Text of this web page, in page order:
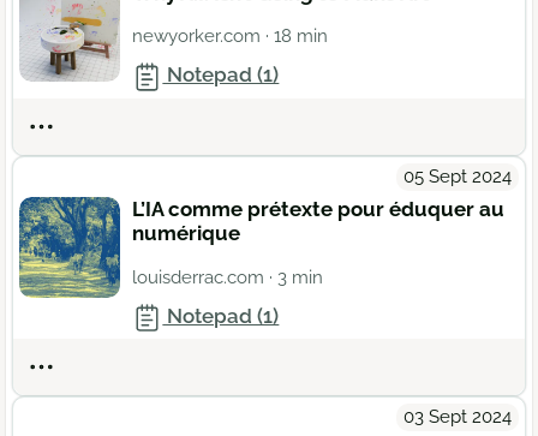
newyorker.com · 18 min
Notepad (1)
05 Sept 2024
L’IA comme prétexte pour éduquer au
numérique
louisderrac.com · 3 min
Notepad (1)
03 Sept 2024